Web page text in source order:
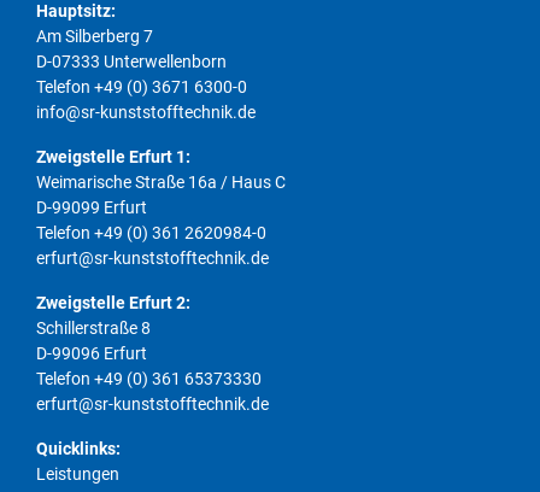
Hauptsitz:
Am Silberberg 7
D-07333 Unterwellenborn
Telefon +49 (0) 3671 6300-0
info@sr-kunststofftechnik.de
Zweigstelle Erfurt 1:
Weimarische Straße 16a / Haus C
D-99099 Erfurt
Telefon +49 (0) 361 2620984-0
erfurt@sr-kunststofftechnik.de
Zweigstelle Erfurt 2:
Schillerstraße 8
D-99096 Erfurt
Telefon +49 (0) 361 65373330
erfurt@sr-kunststofftechnik.de
Quicklinks:
Navigation überspringen
Leistungen